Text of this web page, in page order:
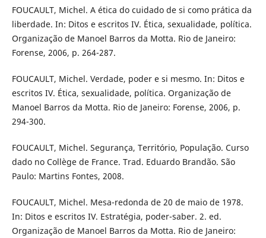
FOUCAULT, Michel. A ética do cuidado de si como prática da
liberdade. In: Ditos e escritos IV. Ética, sexualidade, política.
Organização de Manoel Barros da Motta. Rio de Janeiro:
Forense, 2006, p. 264-287.
FOUCAULT, Michel. Verdade, poder e si mesmo. In: Ditos e
escritos IV. Ética, sexualidade, política. Organização de
Manoel Barros da Motta. Rio de Janeiro: Forense, 2006, p.
294-300.
FOUCAULT, Michel. Segurança, Território, População. Curso
dado no Collège de France. Trad. Eduardo Brandão. São
Paulo: Martins Fontes, 2008.
FOUCAULT, Michel. Mesa-redonda de 20 de maio de 1978.
In: Ditos e escritos IV. Estratégia, poder-saber. 2. ed.
Organização de Manoel Barros da Motta. Rio de Janeiro: